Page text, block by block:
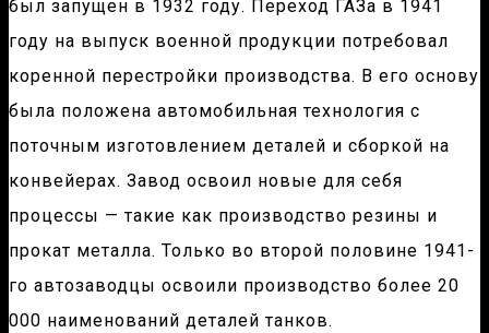
был запущен в 1932 году. Переход ГАЗа в 1941
году на выпуск военной продукции потребовал
коренной перестройки производства. В его основу
была положена автомобильная технология с
поточным изготовлением деталей и сборкой на
конвейерах. Завод освоил новые для себя
процессы — такие как производство резины и
прокат металла. Только во второй половине 1941-
го автозаводцы освоили производство более 20
000 наименований деталей танков.